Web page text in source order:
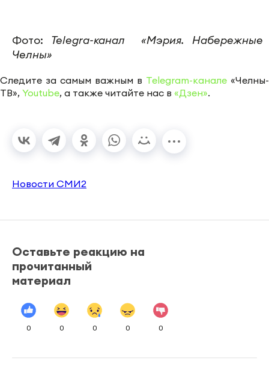
Фото: Telegra-канал «Мэрия. Набережные
Челны»
Следите за самым важным в Telegram-канале «Челны-
ТВ», Youtube, а также читайте нас в «Дзен».
Новости СМИ2
Оставьте реакцию на
прочитанный
материал
0 0 0 0 0